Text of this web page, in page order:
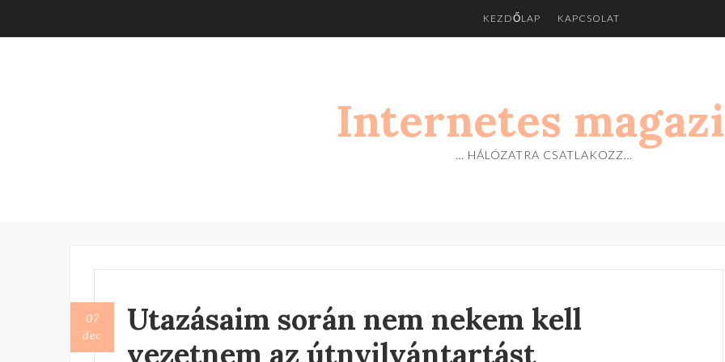
KEZDŐLAP KAPCSOLAT
Internetes
… HÁLÓZATRA CSATLAKOZZ…
Utazásaim során nem nekem kell
vezetnem az útnyilvántartást
07
dec